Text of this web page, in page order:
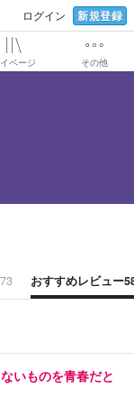
ログイン 新規登録
ページ その他
おすすめレビュー
いものを青春だと